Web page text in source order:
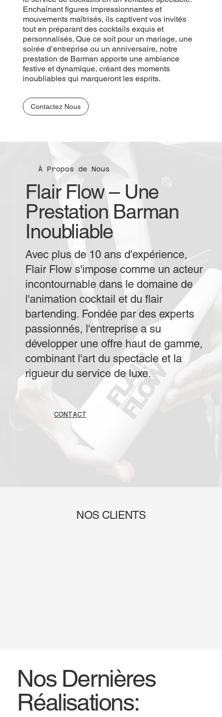
Enchaînant figures impressionnantes et
mouvements maîtrisés, ils captivent vos invités
tout en préparant des cocktails exquis et
personnalisés. Que ce soit pour un mariage, une
soirée d’entreprise ou un anniversaire, notre
prestation de Barman apporte une ambiance
festive et dynamique, créant des moments
inoubliables qui marqueront les esprits.
Contactez Nous
À Propos de Nous
Flair Flow – Une
Prestation Barman
Inoubliable
CONTACT
Avec plus de 10 ans d'expérience,
Flair Flow s'impose comme un acteur
incontournable dans le domaine de
l'animation cocktail et du flair
bartending. Fondée par des experts
passionnés, l'entreprise a su
développer une offre haut de gamme,
combinant l'art du spectacle et la
rigueur du service de luxe.
NOS CLIENTS
Nos Dernières
Réalisations: